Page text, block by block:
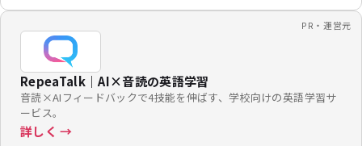
PR・運営元
RepeaTalk｜AI×音読の英語学習
音読×AIフィードバックで4技能を伸ばす、学校向けの英語学習サ
ービス。
詳しく →